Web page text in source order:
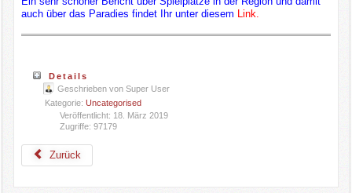
auch über das Paradies findet Ihr unter diesem Link.
Details
Geschrieben von Super User
Kategorie: Uncategorised
Veröffentlicht: 18. März 2019
Zugriffe: 97179
Zurück